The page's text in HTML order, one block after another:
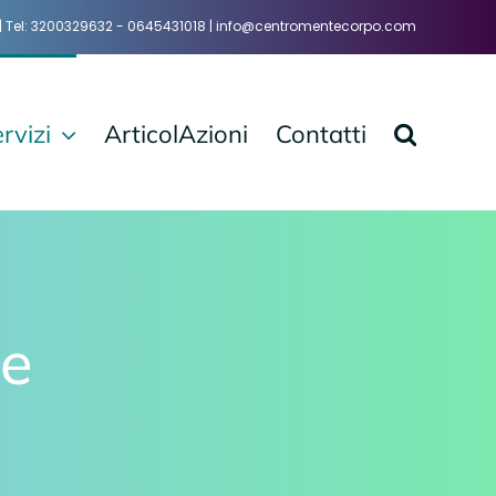
Tel: 3200329632 - 0645431018 | info@centromentecorpo.com
ArticolAzioni Contatti